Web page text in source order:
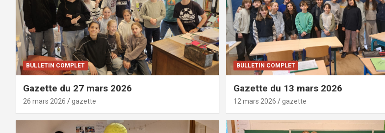
BULLETIN COMPLET
Gazette du 27 mars 2026
26 mars 2026 gazette
BULLETIN COMPLET
Gazette du 13 mars 2026
12 mars 2026 gazette